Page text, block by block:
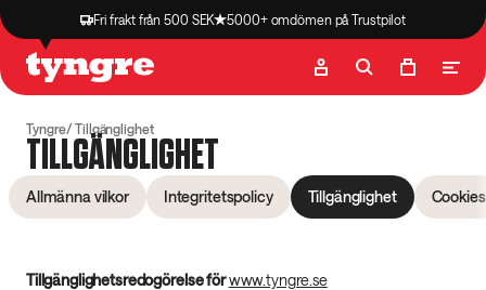
Fri frakt från 500 SEK 5000+ omdömen på Trustpilot
Butik Recept
Tyngre Tillgänglighet
TILLGÄNGLIGHET
Allmänna vilkor Integritetspolicy Tillgänglighet Cookies
Tillgänglighetsredogörelse förwww.tyngre.se